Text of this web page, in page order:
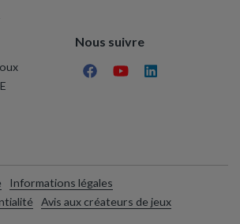
Nous suivre
Informations légales
Avis aux créateurs de jeux